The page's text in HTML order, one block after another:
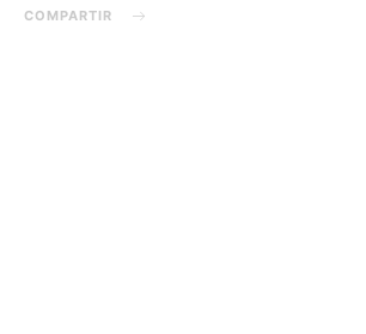
COMPARTIR